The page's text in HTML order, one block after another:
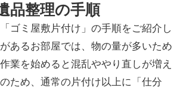
品整理の手順
ゴミ屋敷片付け」の手順をご紹介し
あるお部屋では、物の量が多いため
業を始めると混乱ややり直しが増え
ため、通常の片付け以上に「仕分